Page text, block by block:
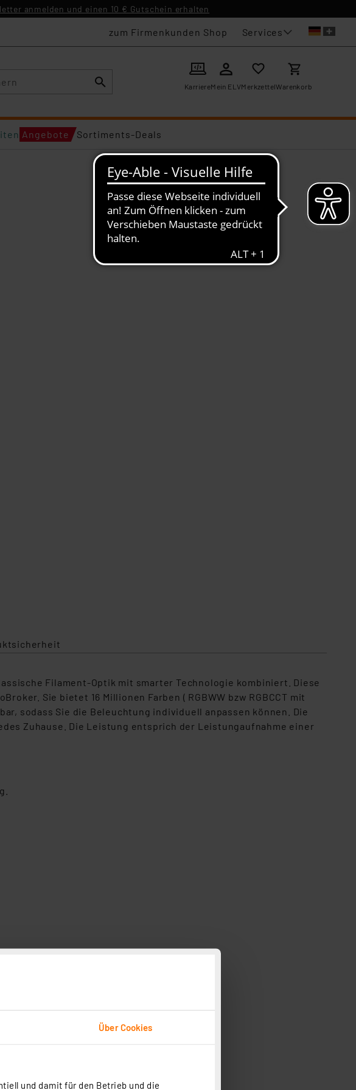
Über Cookies
und damit für den Betrieb und die
anmelden und einen 10 € Gutschein erhalten
zum Firmenkunden Shop Services
KarriereMein ELVMerkzettelWarenkorb
Angebote Sortiments-Deals
Filament-Optik mit smarter Technologie kombiniert. Diese
Sie bietet 16 Millionen Farben ( RGBWW bzw RGBCCT mit
sodass Sie die Beleuchtung individuell anpassen können. Die
Zuhause. Die Leistung entsprich der Leistungaufnahme einer